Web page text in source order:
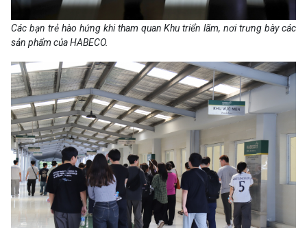
Các bạn trẻ hào hứng khi tham quan Khu triển lãm, nơi trưng bày các
sản phẩm của HABECO.